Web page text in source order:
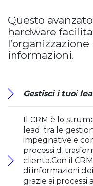
Questo
hardware
informazioni.
Gestisci i tuoi
Il CRM è lo
lead: tra le
impegnative e
processi di
cliente.Con il
di informazioni
grazie ai processi